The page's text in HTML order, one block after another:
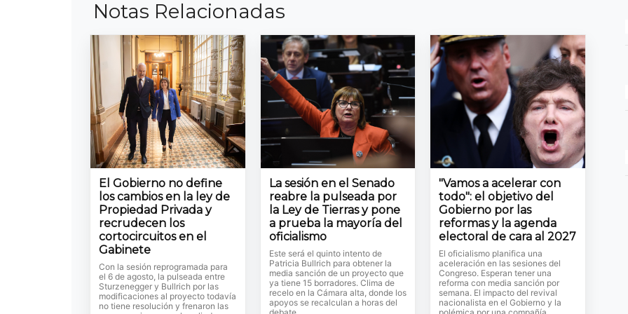
Notas Relacionadas
El Gobierno no define
los cambios en la ley de
Propiedad Privada y
recrudecen los
cortocircuitos en el
Gabinete
Con la sesión reprogramada para
el 6 de agosto, la pulseada entre
Sturzenegger y Bullrich por las
modificaciones al proyecto todavía
no tiene resolución y frenaron las
La sesión en el Senado
reabre la pulseada por
la Ley de Tierras y pone
a prueba la mayoría del
oficialismo
Este será el quinto intento de
Patricia Bullrich para obtener la
media sanción de un proyecto que
ya tiene 15 borradores. Clima de
recelo en la Cámara alta, donde los
apoyos se recalculan a horas del
"Vamos a acelerar con
todo": el objetivo del
Gobierno por las
reformas y la agenda
electoral de cara al 2027
El oficialismo planifica una
aceleración en las sesiones del
Congreso. Esperan tener una
reforma con media sanción por
semana. El impacto del revival
nacionalista en el Gobierno y la